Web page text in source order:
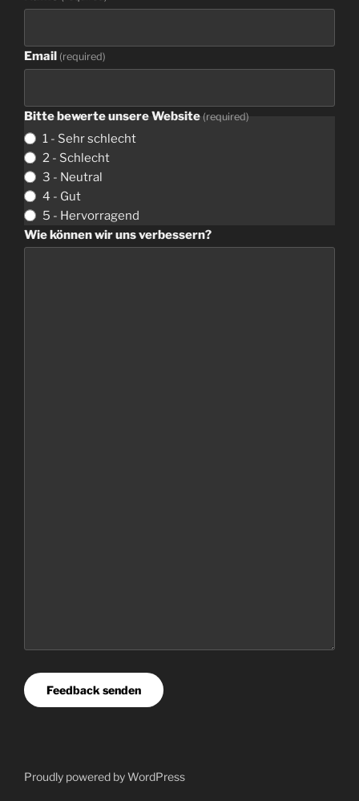
Email (required)
Bitte bewerte unsere Website (required)
1 - Sehr schlecht
2 - Schlecht
3 - Neutral
4 - Gut
5 - Hervorragend
Wie können wir uns verbessern?
Feedback senden
Proudly powered byWordPress